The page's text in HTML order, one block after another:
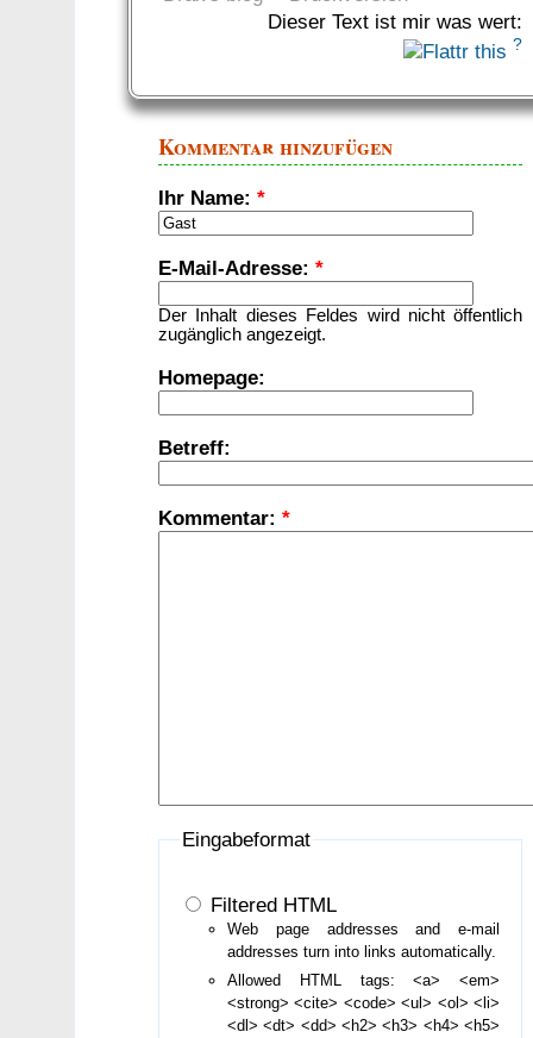
Dieser Text ist mir was wert:
?
Kommentar hinzufügen
Ihr Name: *
E-Mail-Adresse: *
Der Inhalt dieses Feldes wird nicht öffentlich
zugänglich angezeigt.
Homepage:
Betreff:
Kommentar: *
Eingabeformat
Filtered HTML
Web page addresses and e-mail
addresses turn into links automatically.
Allowed HTML tags: <a> <em>
<strong> <cite> <code> <ul> <ol> <li>
<dl> <dt> <dd> <h2> <h3> <h4> <h5>